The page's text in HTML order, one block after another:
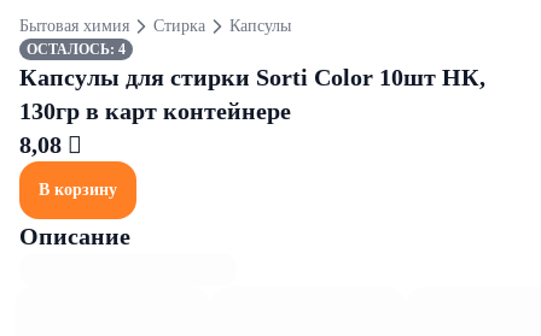
Бытовая химия Стирка Капсулы
ОСТАЛОСЬ: 4
Капсулы для стирки Sorti Color 10шт НК,
130гр в карт контейнере
8,08 
В корзину
Описание